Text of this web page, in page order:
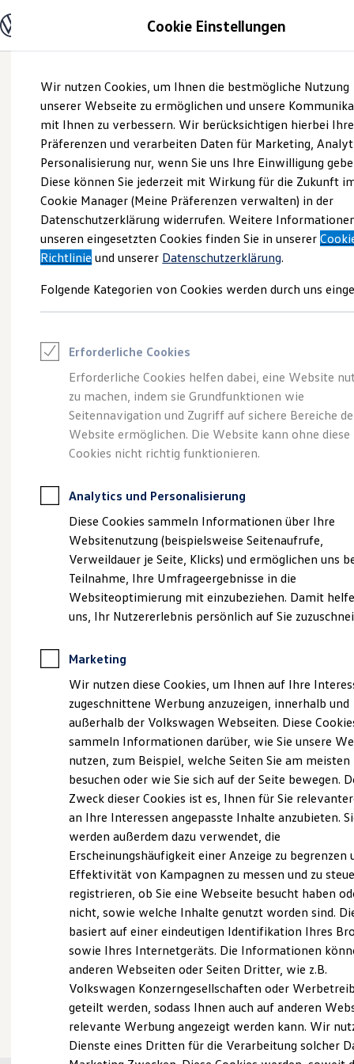
Hauptinhalt
springen
Footer
springen
Modelle und Konfigurator
Modelle vergleichen
Elektroautos
ENERGY Sondermodelle
Nutzfahrzeuge
SUV und CUV
Familienautos
Kombis
Kompaktwagen
Sportwagen
Schnell verfügbare Fahrzeuge
Angebote und Produkte
Aktuelle Angebote
E-Auto-Förderung
Volkswagen Marktplatz
Junge Gebrauchtwagen und Gebrauchtwagen
Saisonangebote
Leasing
Leasing-Angebote
Gebrauchtwagen Leasing
Junge Gebrauchtwagen-Leasing
Elektroauto Leasing
Kleinwagen-Leasing
Leasing ohne Anzahlung
Autokredit mit Schlussrate
Versicherungen und Garantien
Kfz-Versicherung
Restschuldversicherungen
Garantien
Wartungsverträge
Geschäftskunden
Professional Class bei Volkswagen
Großkunden
Behörden
Anpfiff zum Gewinn
Elektroautos
ID. Tutorials
Elektrofahrzeugkonzepte
Reichweite
Reichweite der ID. Modelle
Reichweite im Winter
Laden
Laden unterwegs
Laden Zuhause
Ladezeitensimulator
Batterie
Sicherheit
Garantie und Lebensdauer
Nachhaltigkeit
Technologie
Kosten und Kauf
Verbrauchskosten
Kaufoptionen
E-Auto-Förderung
Software und Konnektivität
Die ID. Software 6
ID. Software Versionen und Updates
Digitale Extras
Schnittstellen zu Ihrem ID.
Abenteuer Leben. Der
Tiguan.
Probefahrt vereinbaren
Fahrzeugangebot anfordern
Servicetermin buchen
Serviceanfrage stellen
Cookie Einstellungen
Wir nutzen Cookies, um Ihnen die bestmögliche Nutzung
unserer Webseite zu ermöglichen und unsere
mit Ihnen zu verbessern. Wir berücksichtigen hierbei Ihre
Präferenzen und verarbeiten Daten für Marketing,
Personalisierung nur, wenn Sie uns Ihre Einwilligung
Diese können Sie jederzeit mit Wirkung für die Zukunft
Cookie Manager (Meine Präferenzen verwalten) in der
Datenschutzerklärung widerrufen. Weitere
unseren eingesetzten Cookies finden Sie in unserer
Richtlinie und unserer Datenschutzerklärung.
Folgende Kategorien von Cookies werden durch uns
Erforderliche Cookies
Erforderliche Cookies helfen dabei, eine Website
zu machen, indem sie Grundfunktionen wie
Seitennavigation und Zugriff auf sichere Bereiche
Website ermöglichen. Die Website kann ohne diese
Cookies nicht richtig funktionieren.
Analytics und Personalisierung
Diese Cookies sammeln Informationen über Ihre
Websitenutzung (beispielsweise Seitenaufrufe,
Verweildauer je Seite, Klicks) und ermöglichen uns
Teilnahme, Ihre Umfrageergebnisse in die
Websiteoptimierung mit einzubeziehen. Damit
uns, Ihr Nutzererlebnis persönlich auf Sie
Marketing
Wir nutzen diese Cookies, um Ihnen auf Ihre
zugeschnittene Werbung anzuzeigen, innerhalb und
außerhalb der Volkswagen Webseiten. Diese
sammeln Informationen darüber, wie Sie unsere
nutzen, zum Beispiel, welche Seiten Sie am meisten
besuchen oder wie Sie sich auf der Seite bewegen.
Zweck dieser Cookies ist es, Ihnen für Sie
an Ihre Interessen angepasste Inhalte anzubieten.
werden außerdem dazu verwendet, die
Erscheinungshäufigkeit einer Anzeige zu begrenzen
Effektivität von Kampagnen zu messen und zu
registrieren, ob Sie eine Webseite besucht haben
nicht, sowie welche Inhalte genutzt worden sind.
basiert auf einer eindeutigen Identifikation Ihres
sowie Ihres Internetgeräts. Die Informationen
anderen Webseiten oder Seiten Dritter, wie z.B.
Volkswagen Konzerngesellschaften oder
geteilt werden, sodass Ihnen auch auf anderen
relevante Werbung angezeigt werden kann. Wir
Dienste eines Dritten für die Verarbeitung solcher